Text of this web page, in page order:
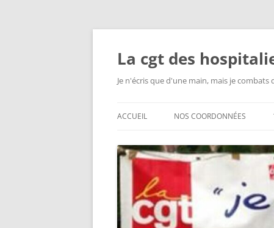
Aller
La cgt des
Je n'écris que d'une main, mais je combats
ACCUEIL NOS COORDONNÉES